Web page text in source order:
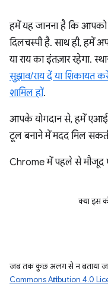
हमें यह जानना है कि आपको
दिलचस्पी है. साथ ही, हमें
या राय का इंतज़ार रहेगा.
सुझाव/राय दें या शिकायत
शामिल हों.
आपके योगदान से, हमें
टूल बनाने में मदद मिल
Chrome में पहले से
क्या इस
जब तक कुछ अलग से न बताया
Commons Attribution 4.0